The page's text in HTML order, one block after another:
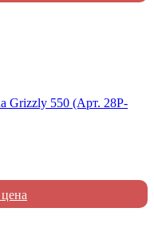
Grizzly 550 (Арт. 28P-